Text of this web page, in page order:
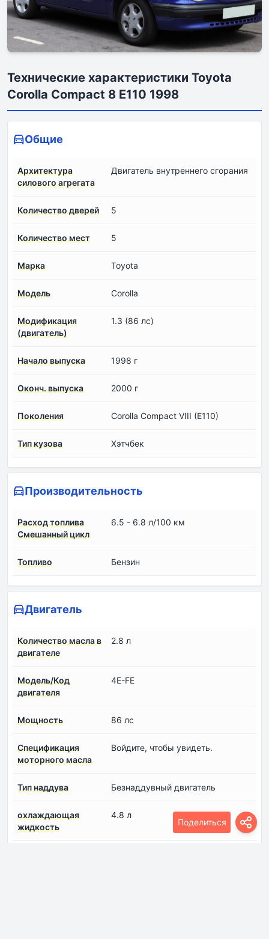
Поделиться
Технические характеристики Toyota
Corolla Compact 8 E110 1998
Общие
Архитектура
силового агрегата
Двигатель внутреннего сгорания
Количество дверей 5
Количество мест 5
Марка Toyota
Модель Corolla
Модификация
(двигатель)
1.3 (86 лс)
Начало выпуска 1998 г
Оконч. выпуска 2000 г
Поколения Corolla Compact VIII (E110)
Тип кузова Хэтчбек
Производительность
Расход топлива
Смешанный цикл
6.5 - 6.8 л/100 км
Топливо Бензин
Двигатель
Количество масла в
двигателе
2.8 л
Модель/Код
двигателя
4E-FE
Мощность 86 лс
Спецификация
моторного масла
Войдите, чтобы увидеть.
Тип наддува Безнаддувный двигатель
охлаждающая
жидкость
4.8 л